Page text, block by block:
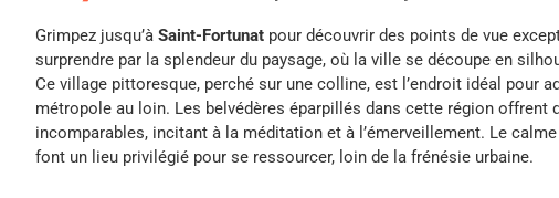
Grimpez jusqu’à Saint-Fortunat pour découvrir des points de vue
surprendre par la splendeur du paysage, où la ville se découpe en
Ce village pittoresque, perché sur une colline, est l’endroit idéal pour
métropole au loin. Les belvédères éparpillés dans cette région offrent
incomparables, incitant à la méditation et à l’émerveillement. Le
font un lieu privilégié pour se ressourcer, loin de la frénésie urbaine.